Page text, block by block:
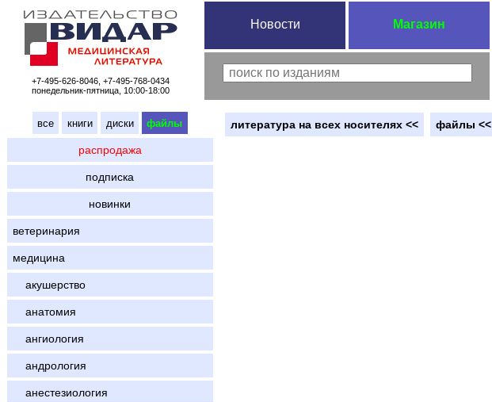
+7-495-626-8046, +7-495-768-0434
понедельник-пятница, 10:00-18:00
Новости Магазин
все книги диски файлы
распродажа
подписка
новинки
ветеринария
медицина
акушерство
анатомия
ангиология
андрология
анестезиология
литература на всех носителях << файлы <<